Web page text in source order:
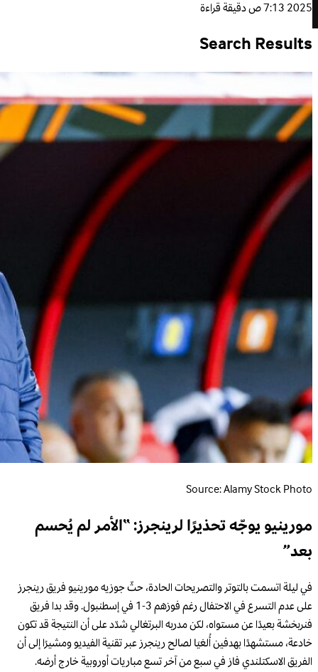
2025 7:13 ص
دقيقة قراءة
Search Results
Source: Alamy Stock Photo
مورينيو يوجّه تحذيرًا لرينجرز: “الأمر لم يُحسم
بعد”
في ليلة اتسمت بالتوتر والتصريحات الحادة، حثّ جوزيه مورينيو فريق رينجرز
على عدم التسرع في الاحتفال رغم فوزهم 3-1 في إسطنبول. وقد بدا فريق
فنربخشة بعيدًا عن مستواه، لكن مدربه البرتغالي شدّد على أن النتيجة قد تكون
خادعة، مستشهدًا بهدفين أُلغيَا لصالح رينجرز عبر تقنية الفيديو ومشيرًا إلى أن
الفريق الاسكتلندي فاز في سبع من آخر تسع مباريات أوروبية خارج أرضه.